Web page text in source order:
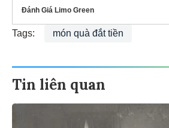
Đánh Giá Limo Green
Tags: món quà đắt tiền
Tin liên quan